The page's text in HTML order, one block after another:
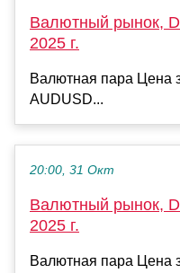
Валютный рынок,
2025 г.
Валютная пара Цена
AUDUSD...
20:00, 31 Окт
Валютный рынок,
2025 г.
Валютная пара Цена